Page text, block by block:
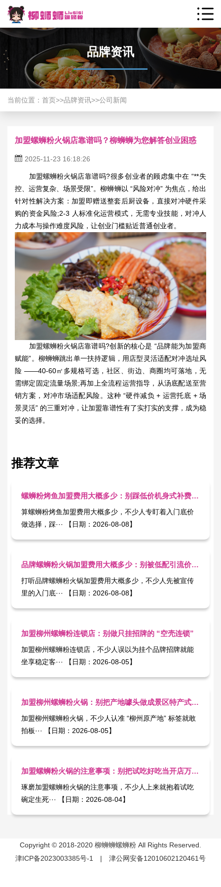
品牌资讯
当前位置： 首页>>品牌资讯>>公司新闻
加盟螺蛳粉火锅店靠谱吗？柳蛳蛳为您解答创业困惑
2025-11-23 16:18:26
加盟螺蛳粉火锅店靠谱吗?很多创业者的顾虑集中在 “**失
控、运营复杂、场景受限”。柳蛳蛳以 “风险对冲” 为焦点，给出
针对性解决方案：加盟即赠送整套后厨设备，直接对冲硬件采
购的资金风险;2-3 人标准化运营模式，无需专业技能，对冲人
力成本与操作难度风险，让创业门槛贴近普通创业者。
加盟螺蛳粉火锅店靠谱吗?创新的核心是 “品牌能为加盟商
赋能”。柳蛳蛳跳出单一扶持逻辑，用店型灵活适配对冲选址风
险 ——40-60㎡多规格可选，社区、街边、商圈均可落地，无
需绑定固定流量场景;再加上全流程运营指导，从汤底配送至营
销方案，对冲市场适配风险。这种 “硬件减负 + 运营托底 + 场
景灵活” 的三重对冲，让加盟靠谱性有了实打实的支撑，成为稳
妥的选择。
推荐文章
螺蛳粉烤鱼加盟费用大概多少：别踩低价机身式补费套路
算螺蛳粉烤鱼加盟费用大概多少，不少人专盯着入门底价
做选择，踩··· 【日期：2026-08-08】
品牌螺蛳粉火锅加盟费用大概多少：别被低配引流价套牢预算
打听品牌螺蛳粉火锅加盟费用大概多少，不少人先被宣传
里的入门底··· 【日期：2026-08-08】
加盟柳州螺蛳粉连锁店：别做只挂招牌的 “空壳连锁”
加盟柳州螺蛳粉连锁店，不少人误以为挂个品牌招牌就能
坐享稳定客··· 【日期：2026-08-05】
加盟柳州螺蛳粉火锅：别把产地噱头做成景区特产式生意
加盟柳州螺蛳粉火锅，不少人认准 “柳州原产地” 标签就敢
拍板··· 【日期：2026-08-05】
加盟螺蛳粉火锅的注意事项：别把试吃好吃当开店万能票
琢磨加盟螺蛳粉火锅​的注意事项，不少人上来就抱着试吃
碗定生死··· 【日期：2026-08-04】
Copyright © 2018-2020 柳蛳蛳螺蛳粉 All Rights Reserved.
津ICP备2023003385号-1
| 津公网安备12010602120461号